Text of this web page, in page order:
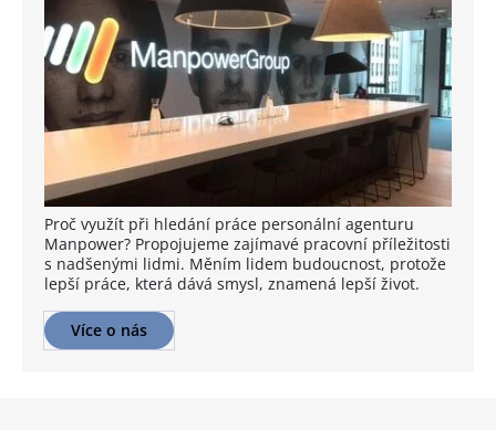
Proč využít při hledání práce personální agenturu
Manpower? Propojujeme zajímavé pracovní příležitosti
s nadšenými lidmi. Měním lidem budoucnost, protože
lepší práce, která dává smysl, znamená lepší život.
Více o nás